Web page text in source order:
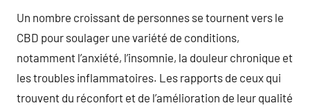
Un nombre croissant de personnes se tournent vers le
CBD pour soulager une variété de conditions,
notamment l’anxiété, l’insomnie, la douleur chronique et
les troubles inflammatoires. Les rapports de ceux qui
trouvent du réconfort et de l’amélioration de leur qualité